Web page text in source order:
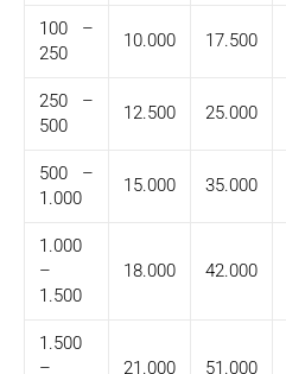
100 –
250
10.000 17.500
250 –
500
12.500 25.000
500 –
1.000
15.000 35.000
1.000
–
1.500
18.000 42.000
1.500
–
21.000 51.000